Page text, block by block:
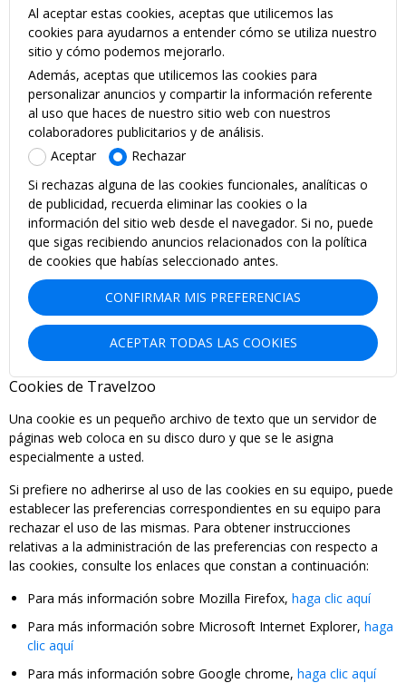
Al aceptar estas cookies, aceptas que utilicemos las
cookies para ayudarnos a entender cómo se utiliza nuestro
sitio y cómo podemos mejorarlo.
Además, aceptas que utilicemos las cookies para
personalizar anuncios y compartir la información referente
al uso que haces de nuestro sitio web con nuestros
colaboradores publicitarios y de análisis.
Aceptar
Rechazar
Si rechazas alguna de las cookies funcionales, analíticas o
de publicidad, recuerda eliminar las cookies o la
información del sitio web desde el navegador. Si no, puede
que sigas recibiendo anuncios relacionados con la política
de cookies que habías seleccionado antes.
CONFIRMAR MIS PREFERENCIAS
ACEPTAR TODAS LAS COOKIES
Cookies de Travelzoo
Una cookie es un pequeño archivo de texto que un servidor de
páginas web coloca en su disco duro y que se le asigna
especialmente a usted.
Si prefiere no adherirse al uso de las cookies en su equipo, puede
establecer las preferencias correspondientes en su equipo para
rechazar el uso de las mismas. Para obtener instrucciones
relativas a la administración de las preferencias con respecto a
las cookies, consulte los enlaces que constan a continuación:
Para más información sobre Mozilla Firefox, haga clic aquí
Para más información sobre Microsoft Internet Explorer, haga
clic aquí
Para más información sobre Google chrome, haga clic aquí